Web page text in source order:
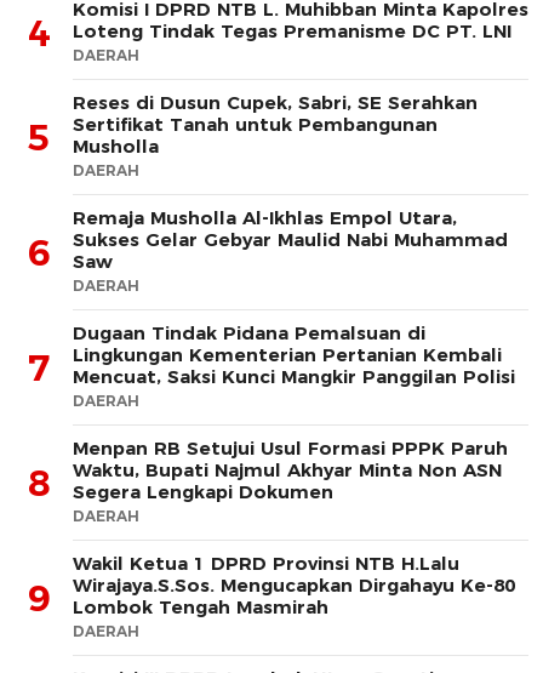
4
Komisi I DPRD NTB L. Muhibban Minta Kapolres
Loteng Tindak Tegas Premanisme DC PT. LNI
DAERAH
5
Reses di Dusun Cupek, Sabri, SE Serahkan
Sertifikat Tanah untuk Pembangunan
Musholla
DAERAH
6
Remaja Musholla Al-Ikhlas Empol Utara,
Sukses Gelar Gebyar Maulid Nabi Muhammad
Saw
DAERAH
7
Dugaan Tindak Pidana Pemalsuan di
Lingkungan Kementerian Pertanian Kembali
Mencuat, Saksi Kunci Mangkir Panggilan Polisi
DAERAH
8
Menpan RB Setujui Usul Formasi PPPK Paruh
Waktu, Bupati Najmul Akhyar Minta Non ASN
Segera Lengkapi Dokumen
DAERAH
9
Wakil Ketua 1 DPRD Provinsi NTB H.Lalu
Wirajaya.S.Sos. Mengucapkan Dirgahayu Ke-80
Lombok Tengah Masmirah
DAERAH